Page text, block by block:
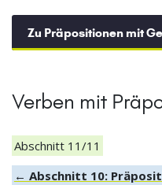
Zu Präpositionen mit
Verben mit
Abschnitt 11/11
← Abschnitt 10: